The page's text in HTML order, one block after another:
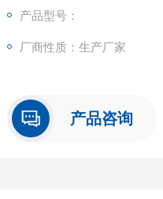
产品型号：
厂商性质：生产厂家
产品咨询